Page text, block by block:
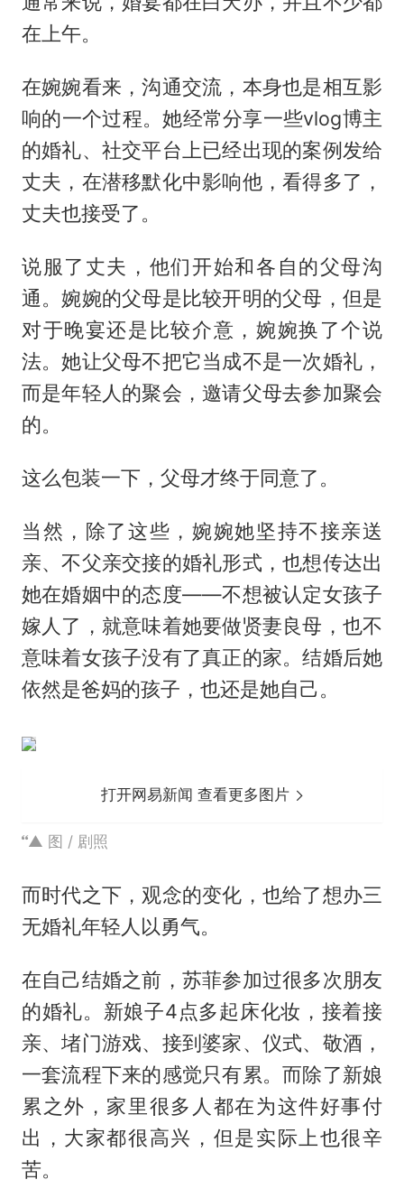
在上午。
在婉婉看来，沟通交流，本身也是相互影
响的一个过程。她经常分享一些vlog博主
的婚礼、社交平台上已经出现的案例发给
丈夫，在潜移默化中影响他，看得多了，
丈夫也接受了。
说服了丈夫，他们开始和各自的父母沟
通。婉婉的父母是比较开明的父母，但是
对于晚宴还是比较介意，婉婉换了个说
法。她让父母不把它当成不是一次婚礼，
而是年轻人的聚会，邀请父母去参加聚会
的。
这么包装一下，父母才终于同意了。
当然，除了这些，婉婉她坚持不接亲送
亲、不父亲交接的婚礼形式，也想传达出
她在婚姻中的态度——不想被认定女孩子
嫁人了，就意味着她要做贤妻良母，也不
意味着女孩子没有了真正的家。结婚后她
依然是爸妈的孩子，也还是她自己。
打开网易新闻 查看更多图片
▲ 图 / 剧照
而时代之下，观念的变化，也给了想办三
无婚礼年轻人以勇气。
在自己结婚之前，苏菲参加过很多次朋友
的婚礼。新娘子4点多起床化妆，接着接
亲、堵门游戏、接到婆家、仪式、敬酒，
一套流程下来的感觉只有累。而除了新娘
累之外，家里很多人都在为这件好事付
出，大家都很高兴，但是实际上也很辛
苦。